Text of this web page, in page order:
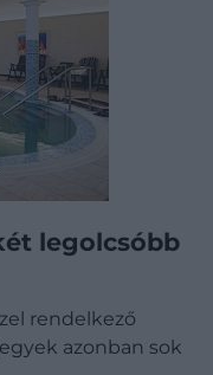
legolcsóbb
rendelkező
azonban sok